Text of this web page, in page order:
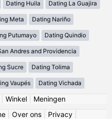
Dating Huila Dating La Guajira
Meta Dating Nariño
Putumayo Dating Quindio
Andres and Providencia
Sucre Dating Tolima
Vaupés Dating Vichada
Winkel| Meningen
Over ons Privacy